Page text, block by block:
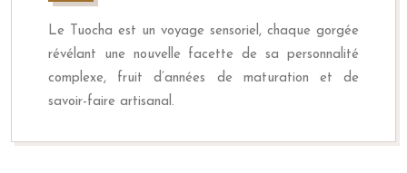
Le Tuocha est un voyage sensoriel, chaque gorgée
révélant une nouvelle facette de sa personnalité
complexe, fruit d’années de maturation et de
savoir-faire artisanal.